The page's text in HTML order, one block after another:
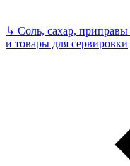
↳ Соль, сахар, приправы
и товары для сервировки